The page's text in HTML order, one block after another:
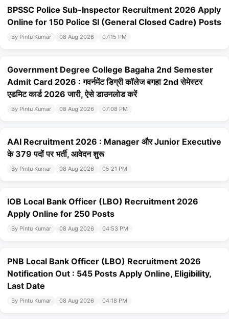
BPSSC Police Sub-Inspector Recruitment 2026 Apply
Online for 150 Police SI (General Closed Cadre) Posts
By Pintu Kumar 08 Aug 2026 07:15 PM
Government Degree College Bagaha 2nd Semester
Admit Card 2026 : गवर्नमेंट डिग्री कॉलेज बगहा 2nd सेमेस्टर
एडमिट कार्ड 2026 जारी, ऐसे डाउनलोड करें
By Pintu Kumar 08 Aug 2026 07:08 PM
AAI Recruitment 2026 : Manager और Junior Executive
के 379 पदों पर भर्ती, आवेदन शुरू
By Pintu Kumar 08 Aug 2026 05:21 PM
IOB Local Bank Officer (LBO) Recruitment 2026
Apply Online for 250 Posts
By Pintu Kumar 08 Aug 2026 04:53 PM
PNB Local Bank Officer (LBO) Recruitment 2026
Notification Out : 545 Posts Apply Online, Eligibility,
Last Date
By Pintu Kumar 08 Aug 2026 04:18 PM